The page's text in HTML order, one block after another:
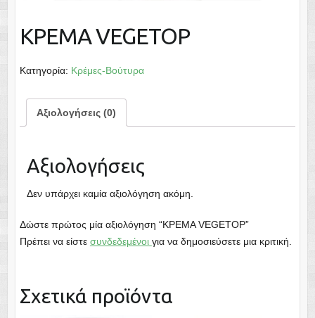
ΚΡΕΜΑ VEGETOP
Κατηγορία: Κρέμες-Βούτυρα
Αξιολογήσεις (0)
Αξιολογήσεις
Δεν υπάρχει καμία αξιολόγηση ακόμη.
Δώστε πρώτος μία αξιολόγηση “ΚΡΕΜΑ VEGETOP”
Πρέπει να είστε συνδεδεμένοι για να δημοσιεύσετε μια κριτική.
Σχετικά προϊόντα